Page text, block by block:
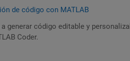
de código con MATLAB
a generar código editable y
Coder.